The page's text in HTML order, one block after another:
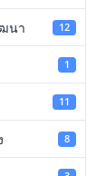
นา 12
1
11
8